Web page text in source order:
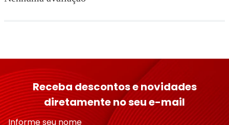
Receba descontos e novidades
diretamente no seu e-mail
Informe seu nome